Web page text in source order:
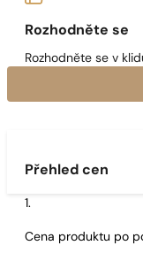
Rozhodněte se
Rozhodněte se v
Přehled cen
Cena produktu po